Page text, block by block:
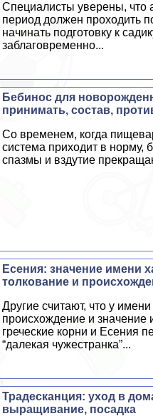
Специалисты уверены, что
период должен проходить
начинать подготовку к
заблаговременно...
Бебинос для
принимать, состав,
Со временем, когда
система приходит в норму,
спазмы и вздутие
Есения: значение имени
толкование и
Другие считают, что у
происхождение и значение
греческие корни и Есения
“далекая чужестранка”...
Традесканция: уход в
выращивание, посадка